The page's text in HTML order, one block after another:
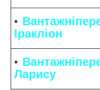
Іракліон
Ларису